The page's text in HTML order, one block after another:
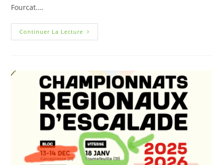
Fourcat.…
Continuer La Lecture